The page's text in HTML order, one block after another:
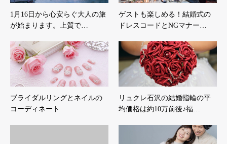
1月16日から心安らぐ大人の旅
が始まります。上質で…
ゲストも楽しめる！結婚式の
ドレスコードとNGマナー…
ブライダルリングとネイルの
コーディネート
リュクレ石沢の結婚指輪の平
均価格は約10万前後♪福…